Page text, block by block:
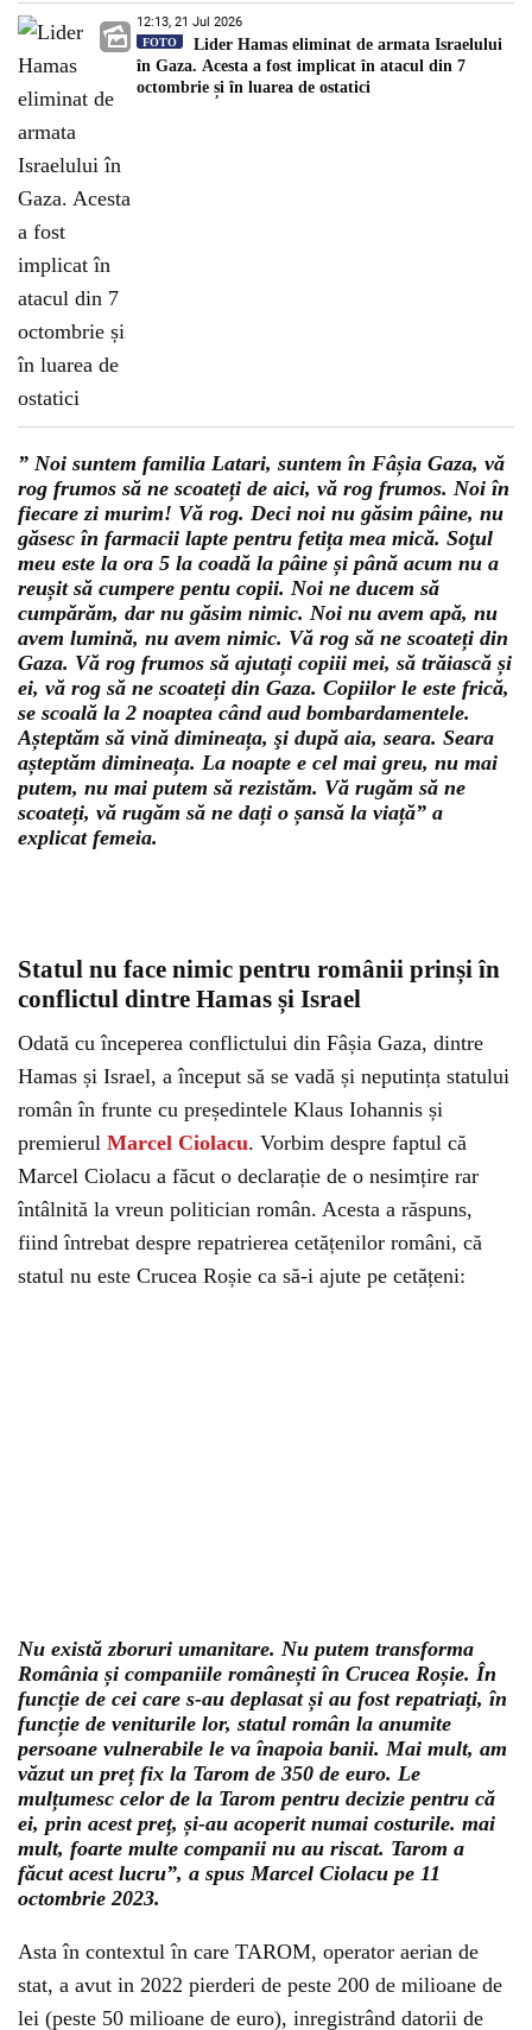
12:13, 21 Jul 2026
FOTO
Lider Hamas eliminat de armata Israelului
în Gaza. Acesta a fost implicat în atacul din 7
octombrie și în luarea de ostatici
” Noi suntem familia Latari, suntem în Fâșia Gaza, vă
rog frumos să ne scoateți de aici, vă rog frumos. Noi în
fiecare zi murim! Vă rog. Deci noi nu găsim pâine, nu
găsesc în farmacii lapte pentru fetița mea mică. Soţul
meu este la ora 5 la coadă la pâine și până acum nu a
reușit să cumpere pentu copii. Noi ne ducem să
cumpărăm, dar nu găsim nimic. Noi nu avem apă, nu
avem lumină, nu avem nimic. Vă rog să ne scoateți din
Gaza. Vă rog frumos să ajutați copiii mei, să trăiască și
ei, vă rog să ne scoateți din Gaza. Copiilor le este frică,
se scoală la 2 noaptea când aud bombardamentele.
Așteptăm să vină dimineața, şi după aia, seara. Seara
așteptăm dimineața. La noapte e cel mai greu, nu mai
putem, nu mai putem să rezistăm. Vă rugăm să ne
scoateți, vă rugăm să ne dați o șansă la viață” a
explicat femeia.
Statul nu face nimic pentru românii prinși în
conflictul dintre Hamas și Israel
Odată cu începerea conflictului din Fâșia Gaza, dintre
Hamas și Israel, a început să se vadă și neputința statului
român în frunte cu președintele Klaus Iohannis și
premierul Marcel Ciolacu. Vorbim despre faptul că
Marcel Ciolacu a făcut o declarație de o nesimțire rar
întâlnită la vreun politician român. Acesta a răspuns,
fiind întrebat despre repatrierea cetățenilor români, că
statul nu este Crucea Roșie ca să-i ajute pe cetățeni:
Nu există zboruri umanitare. Nu putem transforma
România și companiile românești în Crucea Roșie. În
funcție de cei care s-au deplasat și au fost repatriați, în
funcție de veniturile lor, statul român la anumite
persoane vulnerabile le va înapoia banii. Mai mult, am
văzut un preț fix la Tarom de 350 de euro. Le
mulțumesc celor de la Tarom pentru decizie pentru că
ei, prin acest preț, și-au acoperit numai costurile. mai
mult, foarte multe companii nu au riscat. Tarom a
făcut acest lucru”, a spus Marcel Ciolacu pe 11
octombrie 2023.
Asta în contextul în care TAROM, operator aerian de
stat, a avut in 2022 pierderi de peste 200 de milioane de
lei (peste 50 milioane de euro), inregistrând datorii de